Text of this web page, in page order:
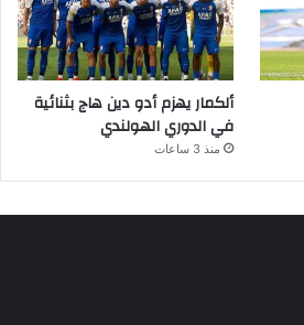
ألكمار يهزم أدو دين هاج بثنائية
في الدوري الهولندي
منذ 3 ساعات